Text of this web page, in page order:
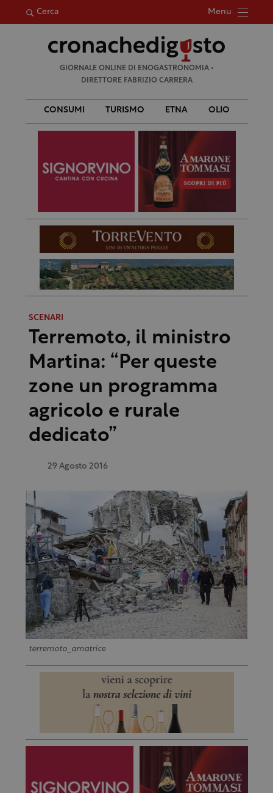
Cerca Menu
per:
GIORNALE ONLINE DI ENOGASTRONOMIA •
DIRETTORE FABRIZIO CARRERA
CONSUMI TURISMO ETNA OLIO
SCENARI
Terremoto, il ministro
Martina: “Per queste
zone un programma
agricolo e rurale
dedicato”
29 Agosto 2016
terremoto_amatrice